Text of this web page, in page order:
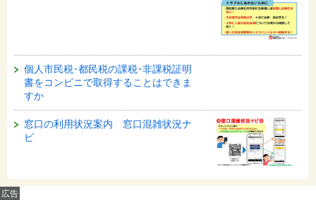
個人市民税･都民税の課税･非課税証明
書をコンビニで取得することはできま
すか
窓口の利用状況案内 窓口混雑状況ナ
ビ
広告